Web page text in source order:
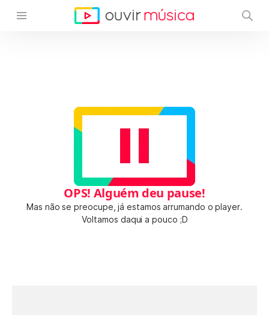
OPS! Alguém deu pause!
Mas não se preocupe, já estamos arrumando o player.
Voltamos daqui a pouco ;D